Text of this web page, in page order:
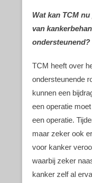
Wat kan TCM
van
ondersteunend?
TCM heeft over
ondersteunende
kunnen een
een operatie
een operatie.
maar zeker ook
voor kanker
waarbij zeker
kanker zelf al